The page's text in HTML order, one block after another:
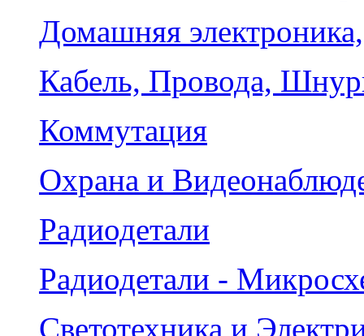
Домашняя
Кабель, Провода,
Коммутация
Охрана и
Радиодетали
Радиодетали -
Светотехника и